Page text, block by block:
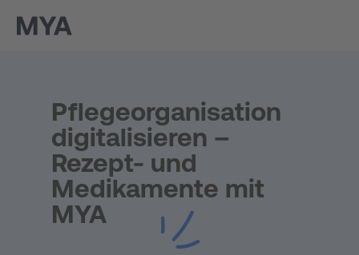
Pflegeorganisation
digitalisieren –
Rezept- und
Medikamente mit
MYA